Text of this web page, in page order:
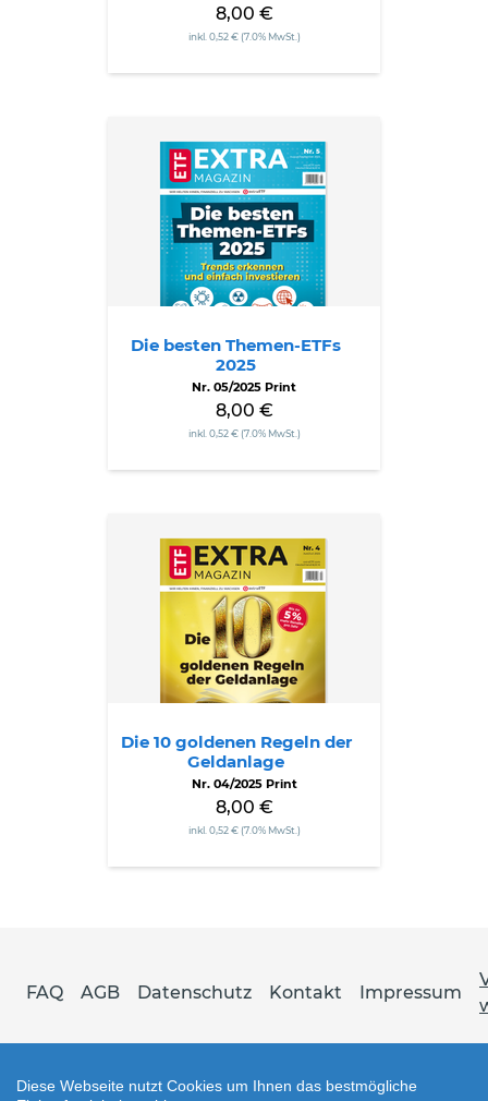
8,00 €
inkl. 0,52 € (7.0% MwSt.)
besten
Themen-
Die besten Themen-ETFs
2025
Nr. 05/2025 Print
8,00 €
inkl. 0,52 € (7.0% MwSt.)
goldenen
Geldanlage
Die 10 goldenen Regeln der
Geldanlage
Nr. 04/2025 Print
8,00 €
inkl. 0,52 € (7.0% MwSt.)
FAQ AGB Datenschutz Kontakt Impressum
Diese Webseite nutzt Cookies um Ihnen das bestmögliche